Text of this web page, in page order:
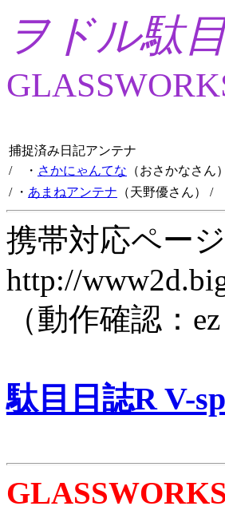
ヲドル駄
捕捉済み日記アンテナ
/ ・ さかにゃんてな （おさかなさん）
/ ・ あまねアンテナ （天野優さん） /
携帯対応ペー
http://
（動作確認：
駄目日誌R V-